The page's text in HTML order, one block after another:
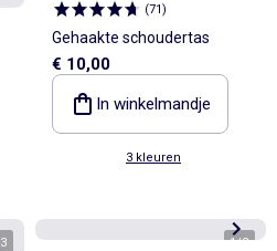
(71)
Gehaakte schoudertas
€ 10,00
In winkelmandje
3 kleuren
3 1/2